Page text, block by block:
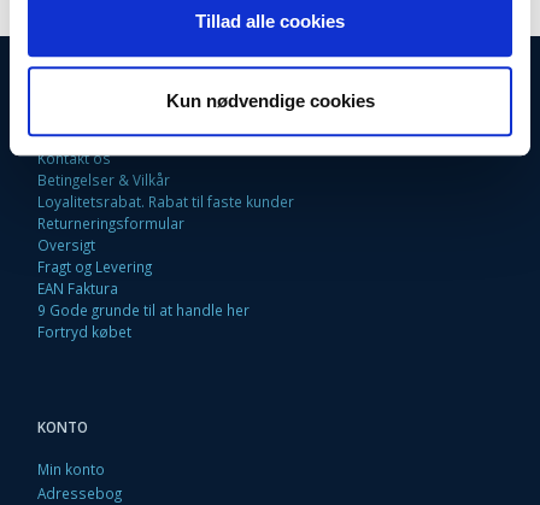
Tillad alle cookies
Kun nødvendige cookies
INFORMATIONER
Firma profil
Kontakt os
Betingelser & Vilkår
Loyalitetsrabat. Rabat til faste kunder
Returneringsformular
Oversigt
Fragt og Levering
EAN Faktura
9 Gode grunde til at handle her
Fortryd købet
KONTO
Min konto
Adressebog